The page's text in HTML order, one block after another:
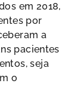
em 2018,
por
a
pacientes
seja
o